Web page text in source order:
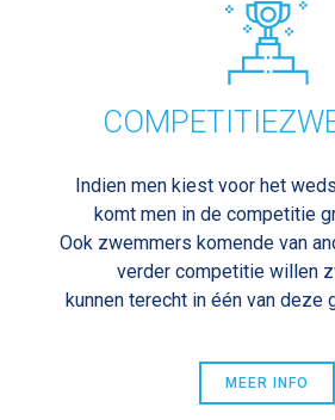
Indien men kiest voor het
komt men in de competitie
Ook zwemmers komende van
verder competitie willen
kunnen terecht in één van deze
MEER INFO